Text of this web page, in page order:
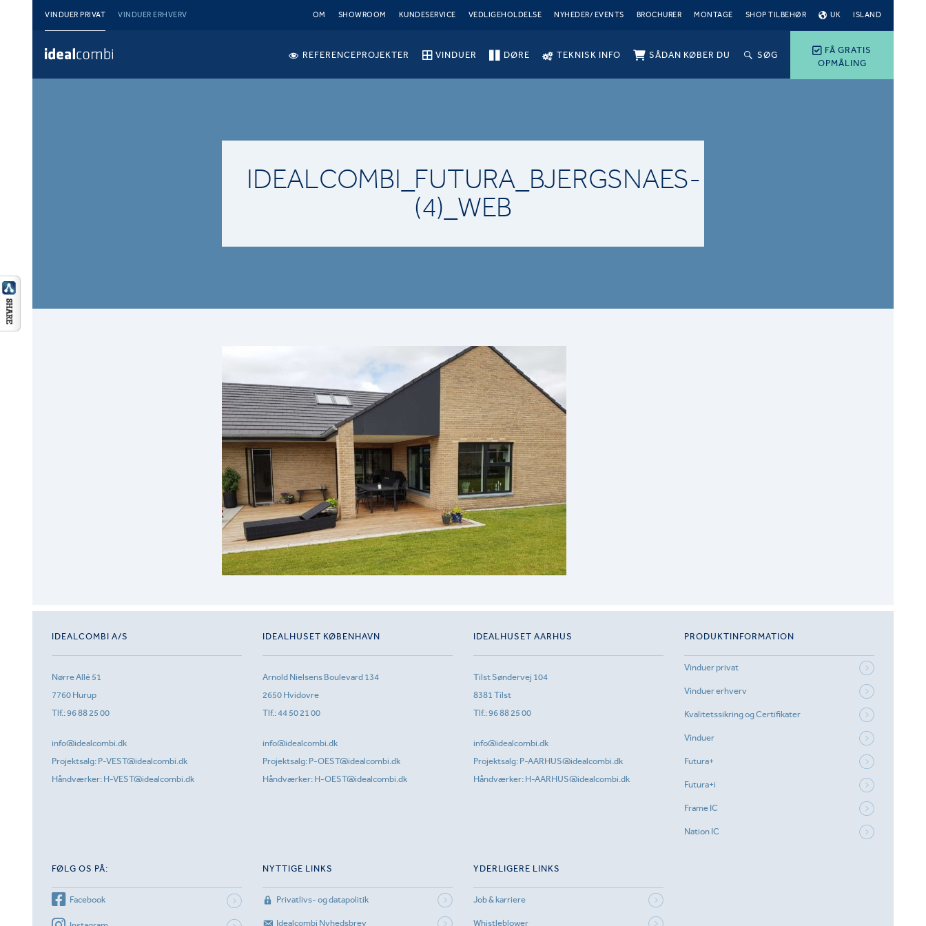
VINDUER PRIVAT VINDUER ERHVERV OM SHOWROOM KUNDESERVICE VEDLIGEHOLDELSE NYHEDER/ EVENTS BROCHURER MONTAGE SHOP TILBEHØR UK ISLAND
FÅ GRATIS
OPMÅLING
REFERENCEPROJEKTER VINDUER DØRE TEKNISK INFO SÅDAN KØBER DU SØG
IDEALCOMBI_FUTURA_BJERGSNAES-
(4)_WEB
IDEALCOMBI A/S
Nørre Allé 51
7760 Hurup
Tlf.:96 88 25 00
info@idealcombi.dk
Projektsalg: P-VEST@idealcombi.dk
Håndværker: H-VEST@idealcombi.dk
IDEALHUSET KØBENHAVN
Arnold Nielsens Boulevard 134
2650 Hvidovre
Tlf.:44 50 21 00
info@idealcombi.dk
Projektsalg: P-OEST@idealcombi.dk
Håndværker: H-OEST@idealcombi.dk
IDEALHUSET AARHUS
Tilst Søndervej 104
8381 Tilst
Tlf.:96 88 25 00
info@idealcombi.dk
Projektsalg: P-AARHUS@idealcombi.dk
Håndværker: H-AARHUS@idealcombi.dk
PRODUKTINFORMATION
Vinduer privat
Vinduer erhverv
Kvalitetssikring og Certifikater
Vinduer
Futura+
Futura+i
Frame IC
Nation IC
FØLG OS PÅ:
Facebook
NYTTIGE LINKS
Privatlivs- og datapolitik
Idealcombi Nyhedsbrev
YDERLIGERE LINKS
Job & karriere
Whistleblower